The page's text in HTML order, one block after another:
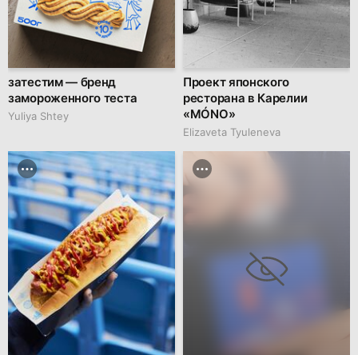
затестим — бренд
замороженного теста
Yuliya Shtey
Проект японского
ресторана в Карелии
«MÓNO»
Elizaveta Tyuleneva